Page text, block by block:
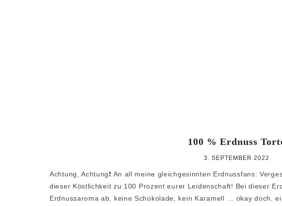
100 % Erdnuss
3. SEPTEMBER 2022
Achtung, Achtung❗️ An all meine gleichgesinnten Erdnussfans:
dieser Köstlichkeit zu 100 Prozent eurer Leidenschaft! Bei dieser
Erdnussaroma ab, keine Schokolade, kein Karamell … okay doch,